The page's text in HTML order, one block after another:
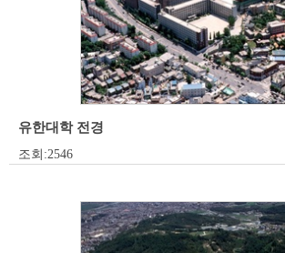
유한대학 전경
조회:2546